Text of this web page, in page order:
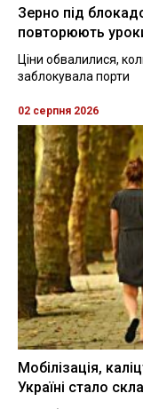
Зерно під
повторюють
Ціни обвалилися,
заблокувала порти
02 серпня 2026
Мобілізація,
Україні стало